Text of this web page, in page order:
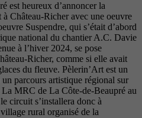
est heureux d’annoncer la
Château-Richer avec une oeuvre
Suspendre, qui s’était d’abord
national du chantier A.C. Davie
à l’hiver 2024, se pose
Richer, comme si elle avait
du fleuve. Pèlerin’Art est un
parcours artistique régional sur
La MRC de La Côte-de-Beaupré au
circuit s’installera donc à
rural organisé de la